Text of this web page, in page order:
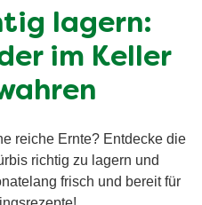
lagern:
im Keller
reiche Ernte? Entdecke die
richtig zu lagern und
frisch und bereit für